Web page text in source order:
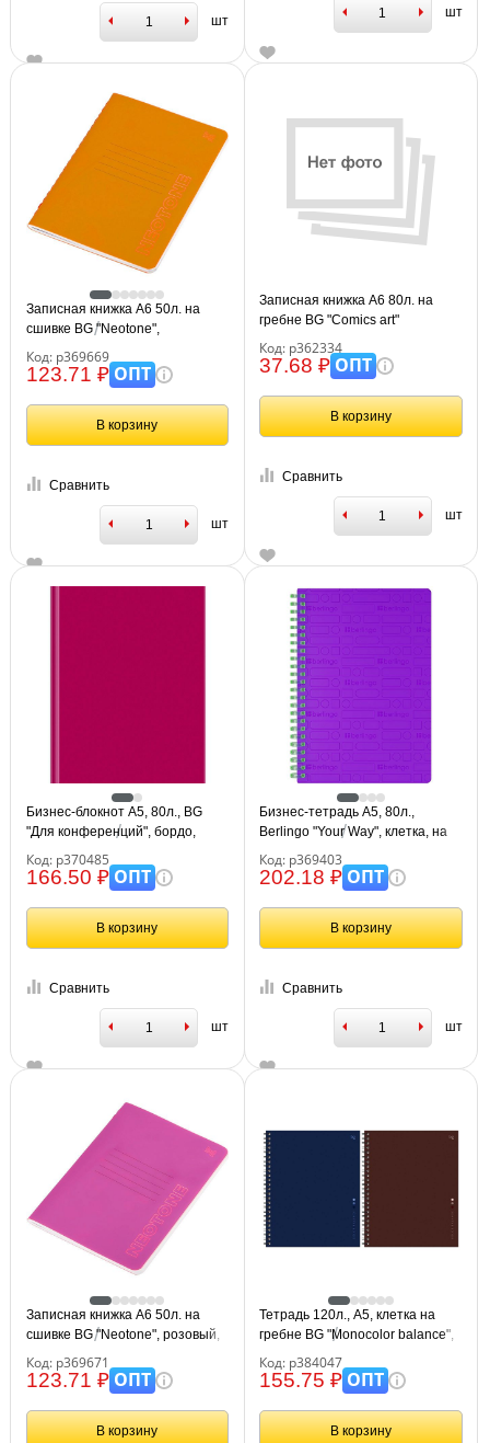
шт
шт
Записная книжка А6 50л. на
сшивке BG "Neotone",
оранжевый, фактурное
тиснение, блок в точку 80г/м2
Код: р369669
123.71 ₽ОПТ
В корзину
Сравнить
шт
Записная книжка А6 80л. на
гребне BG "Comics art"
Код: р362334
37.68 ₽ОПТ
В корзину
Сравнить
шт
Бизнес-блокнот А5, 80л., BG
"Для конференций", бордо,
глянцевая ламинация
Код: р370485
166.50 ₽ОПТ
В корзину
Сравнить
шт
Бизнес-тетрадь A5, 80л.,
Berlingo "Your Way", клетка, на
силиконовом гребне, 80г/м2,
пластик обложка 600мкм,
Код: р369403
202.18 ₽ОПТ
В корзину
Сравнить
шт
Записная книжка А6 50л. на
сшивке BG "Neotone", розовый,
фактурное тиснение, блок в
точку 80г/м2
Код: р369671
123.71 ₽ОПТ
В корзину
Тетрадь 120л., А5, клетка на
гребне BG "Monocolor balance",
глянцевая ламинация, твердая
обложка
Код: р384047
155.75 ₽ОПТ
В корзину